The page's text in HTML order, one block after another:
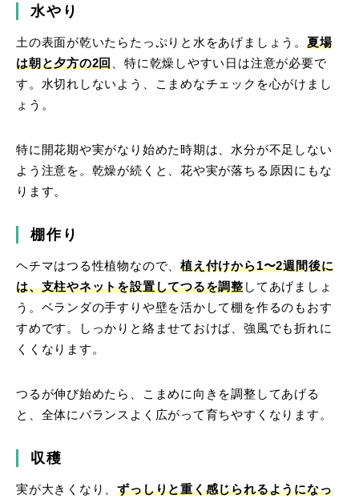
水やり
土の表面が乾いたらたっぷりと水をあげましょう。 夏場
は朝と夕方の2回 、特に乾燥しやすい日は注意が必要で
す。水切れしないよう、こまめなチェックを心がけまし
ょう。
特に開花期や実がなり始めた時期は、水分が不足しない
よう注意を。乾燥が続くと、花や実が落ちる原因にもな
ります。
棚作り
ヘチマはつる性植物なので、植え付けから1〜2週間後に
は、支柱やネットを設置してつるを調整してあげましょ
う。ベランダの手すりや壁を活かして棚を作るのもおす
すめです。しっかりと絡ませておけば、強風でも折れに
くくなります。
つるが伸び始めたら、こまめに向きを調整してあげる
と、全体にバランスよく広がって育ちやすくなります。
収穫
実が大きくなり、ずっしりと重く感じられるようになっ